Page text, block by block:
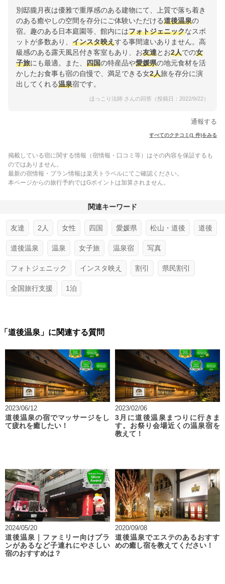
別邸朧月夜は優雅で重厚感のある建物にて、上質で落ち着き
のある癒やしの空間を存分にご体験いただける道後温泉の
宿。趣のある日本庭園等、館内にはフォトジェニックなスポ
ットが多数あり、 インスタ映えする事間違いありません。高
級感のある露天風呂付き客室もあり、お友達とお2人での女
子旅にも最適。また、 四国の特産品や愛媛県の地元食材を活
かしたお食事も宿の自慢で、満足できる女2人旅を存分に演
出してくれる温泉宿です。
ほっこり法師 さんの回答（投稿日：2022/9/22）
通報する
すべてのクチコミ(1 件)をみる
掲載している宿に関する情報（宿情報・口コミ等）はその内容を保証するも
のではありません。
最新の宿情報・プラン情報は楽天トラベルにてご確認ください。
本ページからの旅行予約ではGポイントは加算されません。
関連キーワード
友達 2人 女性 四国 愛媛県 松山・道後 道後
道後温泉 温泉 女子旅 温泉宿 写真
フォトジェニック インスタ映え 割引 県民割引
全国旅行支援 1泊
「道後温泉」に関連する質問
2023/06/12
道後温泉の宿でマッサージをし
て疲れを癒したい！
2023/02/06
3月に道後温泉まつりに行きま
す。お祭り会場近くの温泉宿を
教えて！
2024/05/20
道後温泉｜ファミリー向けプラ
ンがあるなど子連れにやさしい
宿のおすすめは？
2020/09/08
道後温泉でエステのあるおすす
めの癒し宿を教えてください！